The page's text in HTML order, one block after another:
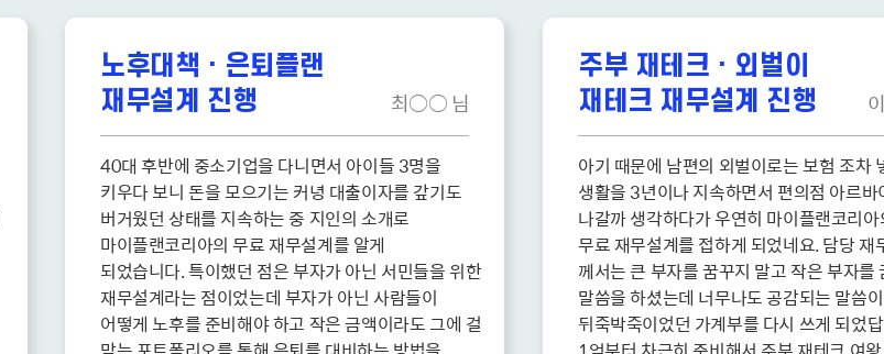
노후대책 · 은퇴플랜
재무설계 진행
최○○ 님
40대 후반에 중소기업을 다니면서 아이들 3명을
키우다 보니 돈을 모으기는 커녕 대출이자를 갚기도
버거웠던 상태를 지속하는 중 지인의 소개로
마이플랜코리아의 무료 재무설계를 알게
되었습니다. 특이했던 점은 부자가 아닌 서민들을 위한
재무설계라는 점이었는데 부자가 아닌 사람들이
어떻게 노후를 준비해야 하고 작은 금액이라도 그에 걸
주부 재테크 · 외벌이
재테크 재무설계 진행
아기 때문에 남편의 외벌이로는 보험 조차
생활을 3년이나 지속하면서 편의점 아르바
나갈까 생각하다가 우연히 마이플랜코리
무료 재무설계를 접하게 되었네요. 담당 재
께서는 큰 부자를 꿈꾸지 말고 작은 부자를
말씀을 하셨는데 너무나도 공감되는 말씀
뒤죽박죽이었던 가계부를 다시 쓰게 되었